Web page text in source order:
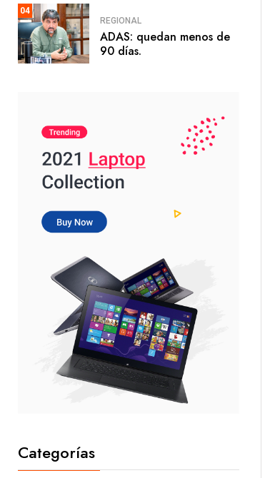
04
REGIONAL
ADAS: quedan menos de
90 días.
Categorías